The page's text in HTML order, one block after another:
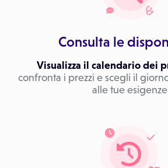
Consulta le
Visualizza il calendario dei
confronta i prezzi e scegli il
alle tue